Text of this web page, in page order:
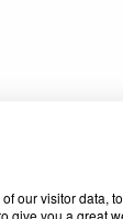
our visitor data,
give you a great